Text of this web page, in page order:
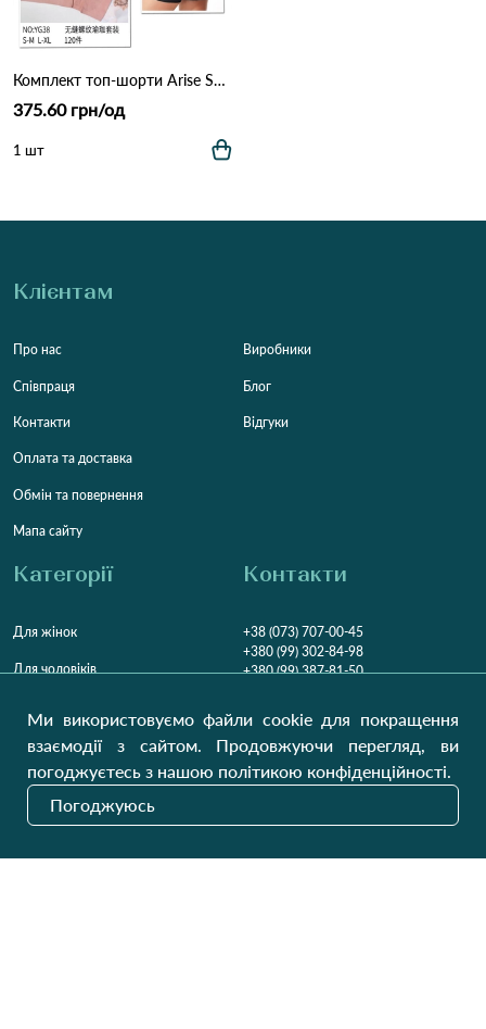
Комплект топ-шорти Arise Sport YG38 Різні кольори
375.60 грн/од
1 шт
Клієнтам
Про нас
Співпраця
Контакти
Оплата та доставка
Обмін та повернення
Мапа сайту
Виробники
Блог
Відгуки
Категорії
Для жінок
Для чоловіків
Домашній текстиль
Контакти
+38 (073) 707-00-45
+380 (99) 302-84-98
+380 (99) 387-81-50
Пн-Пт9:00 - 16:00
НДВихідний
Наші оновлення
Ми використовуємо файли cookie для покращення
взаємодії з сайтом. Продовжуючи перегляд, ви
погоджуєтесь з нашою політикою конфіденційності.
Погоджуюсь